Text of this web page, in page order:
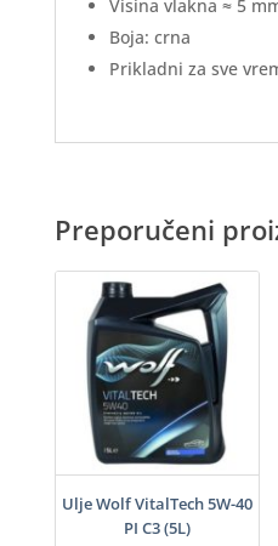
Visina vlakna ≈ 5
Boja: crna
Prikladni za sve
Preporučeni
Ulje Wolf VitalTech 5W-40
PI C3 (5L)